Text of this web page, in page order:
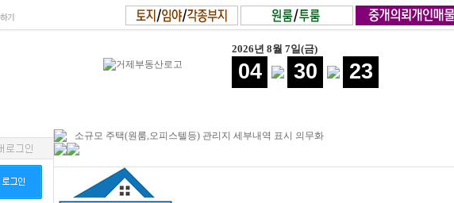
2026년 8월 7일(금)
04 30 23
소규모 주택(원룸,오피스텔등) 관리지 세부내역 표시 의무화